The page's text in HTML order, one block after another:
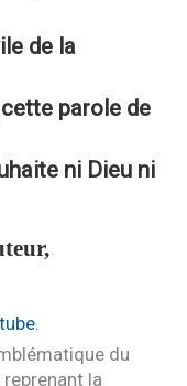
de la
parole de
ni Dieu ni
du
la